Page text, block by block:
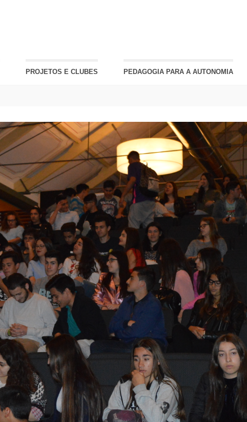
PROJETOS E CLUBES PEDAGOGIA PARA A AUTONOMIA